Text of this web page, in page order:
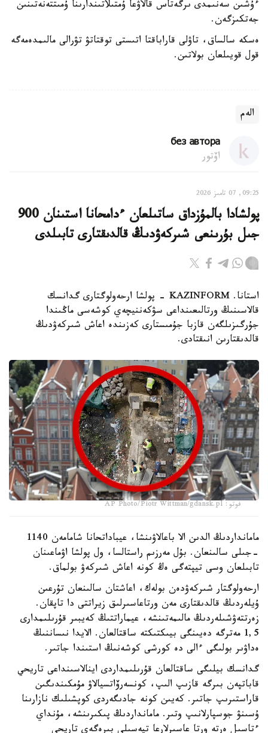
ءۇشىن سەنىمدى ىرگەتاس قالاۋعا ۇمتىلاتىندارىنا ۇمىتتەنەتىنىن
جەتكىزگەن.
ەسكە سالساق، تاۋلى قاراباقتا اتىستى توقتاتۋ تۋرالى مالىمدەمەگە
قول قويىلعان بولاتىن.
الەم
без автора
اۆتور
09:25, 07 تامىز 2026
پولشادا بالمۇزداق ساتىلعان ءدامحانا استىنان 900
جىل بۇرىنعى شىركەۋدىڭ قالدىقتارى تابىلدى
استانا. KAZINFORM - پولشا ارحەولوگتارى گدانسك
قالاسىنىڭ ورتالىعىنداعى سۋكەننيچەي كوشەسى ماڭىندا
جۇرگىزىلگەن قازبا جۇمىستارى كەزىندە اعاش شىركەۋدىڭ
قالدىقتارىن انىقتادى.
فوتو: AP Photo/Piotr Wittman/gdansk.pl
مامانداردىڭ الدىن الا باعالاۋىنشا، عيباداتحانا شامامەن 1140
-جىلى سالىنعان. بۇل مەرزىم راستالسا، ول پولشا اۋماعىنان
تابىلعان وسى تيپتەگى ەڭ كونە اعاش شىركەۋ بولماق.
ارحەولوگتار شىركەۋدەن بولەك، اعاشتان سالىنعان تۇرعىن
ۇيلەردىڭ قالدىقتارى مەن ورتاعاسىرلىق زيراتتى دا تاپقان.
زەرتتەۋشىلەردىڭ مالىمەتىنشە، عيماراتتىڭ كەيبىر قۇرىلىمدارى
1,5 مەترگە دەيىنگى بيىكتىكتە ساقتالعان. الايدا نىساننىڭ
ەداۋىر بولىگى ءالى دە كورشى كوشەنىڭ استىندا جاتىر.
گدانسك بيلىگى ساقتالعان قۇرىلىمداردى اينالاسىنداعى تاريحي
قاباتپەن بىرگە قازىپ الىپ، كونسەرۆاتسيالاۋ مۇمكىندىگىن
قاراستىرىپ جاتىر. كەيىن كونە جادىگەردى كوپشىلىك نازارىنا
ۇسىنۋ جوسپارلانىپ وتىر. مامانداردىڭ پىكىرىنشە، مۇنداي